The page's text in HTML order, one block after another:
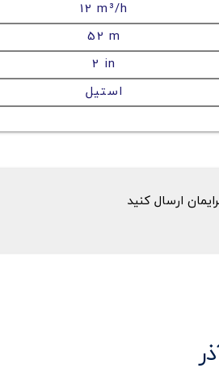
12 m³/h
52 m
2 in
استیل
ارسال کنید